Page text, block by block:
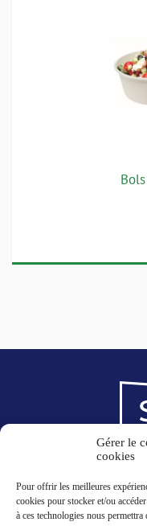
Gérer le
cookies
Pour offrir les meilleures
cookies pour stocker et/ou
à ces technologies nous
8, rue
ZI
77272